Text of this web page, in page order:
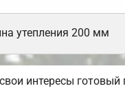
утепления 200 мм
интересы готовый